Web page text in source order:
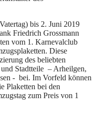
bis 2. Juni 2019
Friedrich Grossmann
vom 1. Karnevalclub
Diese
des beliebten
Stadtteile – Arheilgen,
- bei. Im Vorfeld können
Plaketten bei den
zum Preis von 1